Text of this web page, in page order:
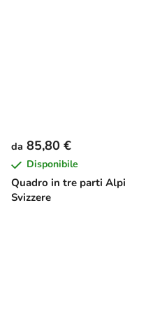
Quadro in tre parti Alpi
Svizzere
da 85,80 €
Disponibile